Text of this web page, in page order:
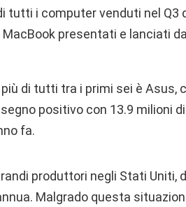
tutti i computer venduti nel Q3
presentati e lanciati
di tutti tra i primi sei è Asus,
positivo con 13.9 milioni
fa.
produttori negli Stati Uniti,
Malgrado questa